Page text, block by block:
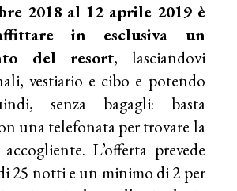
2018 al 12 aprile 2019 è
in esclusiva un
del resort, lasciandovi
vestiario e cibo e potendo
senza bagagli: basta
una telefonata per trovare la
L’offerta prevede
25 notti e un minimo di 2 per